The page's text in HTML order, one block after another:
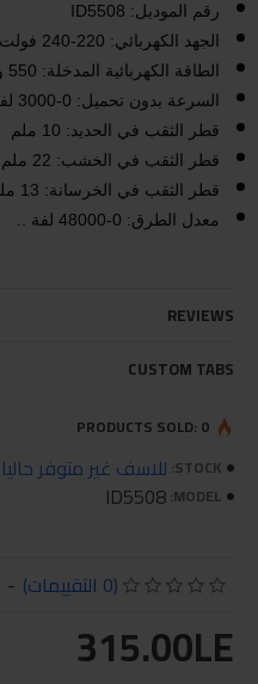
رقم الموديل: ID5508
الجهد الكهربائي: 220-240 فولت~50/60 هرتز
الطاقة الكهربائية المدخلة: 550 وات
السرعة بدون تحميل: 0-3000 لفة في الدقيقة
قطر الثقب في الحديد: 10 ملم
قطر الثقب في الخشب: 22 ملم
قطر الثقب في الخرسانة: 13 ملم
معدل الطرق: 0-48000 لفة ..
REVIEWS
CUSTOM TABS
STOCK: للاسف غير متوفر حاليا
MODEL:
ID5508
PRODUCTS SOLD: 0
(0 التقييمات) -
315.00LE